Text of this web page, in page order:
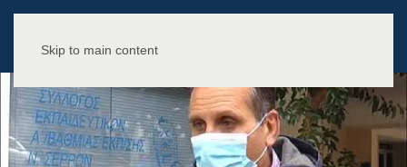
Skip to main content